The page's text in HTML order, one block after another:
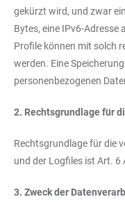
gekürzt wird, und zwar
Bytes, eine IPv6-Adresse
Profile können mit solch
werden. Eine
personenbezogenen
2. Rechtsgrundlage für
Rechtsgrundlage für die
und der Logfiles ist Art. 6
3. Zweck der